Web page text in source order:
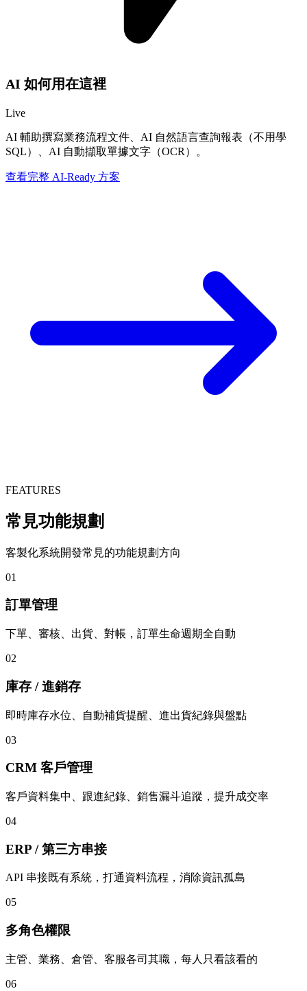
AI 如何用在這裡
Live
AI 輔助撰寫業務流程文件、AI 自然語言查詢報表（不用學
SQL）、AI 自動擷取單據文字（OCR）。
查看完整 AI-Ready 方案
FEATURES
常見功能規劃
客製化系統開發常見的功能規劃方向
01
訂單管理
下單、審核、出貨、對帳，訂單生命週期全自動
02
庫存 / 進銷存
即時庫存水位、自動補貨提醒、進出貨紀錄與盤點
03
CRM 客戶管理
客戶資料集中、跟進紀錄、銷售漏斗追蹤，提升成交率
04
ERP / 第三方串接
API 串接既有系統，打通資料流程，消除資訊孤島
05
多角色權限
主管、業務、倉管、客服各司其職，每人只看該看的
06